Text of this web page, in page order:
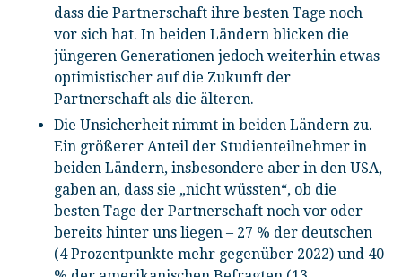
dass die Partnerschaft ihre besten Tage noch
vor sich hat. In beiden Ländern blicken die
jüngeren Generationen jedoch weiterhin etwas
optimistischer auf die Zukunft der
Partnerschaft als die älteren.
Die Unsicherheit nimmt in beiden Ländern zu.
Ein größerer Anteil der Studienteilnehmer in
beiden Ländern, insbesondere aber in den USA,
gaben an, dass sie „nicht wüssten“, ob die
besten Tage der Partnerschaft noch vor oder
bereits hinter uns liegen – 27 % der deutschen
(4 Prozentpunkte mehr gegenüber 2022) und 40